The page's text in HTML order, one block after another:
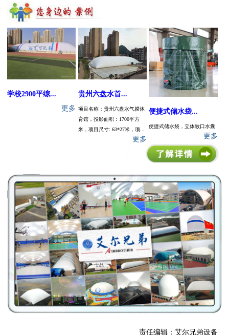
学校2900平综...
更多
贵州六盘水首...
项目名称：贵州六盘水气膜体
育馆，投影面积：1700平方
米，项目尺寸: 63*27米，项...
更多
便捷式储水袋...
便捷式储水袋，立体敞口水囊
更多
责任编辑：艾尔兄弟设备